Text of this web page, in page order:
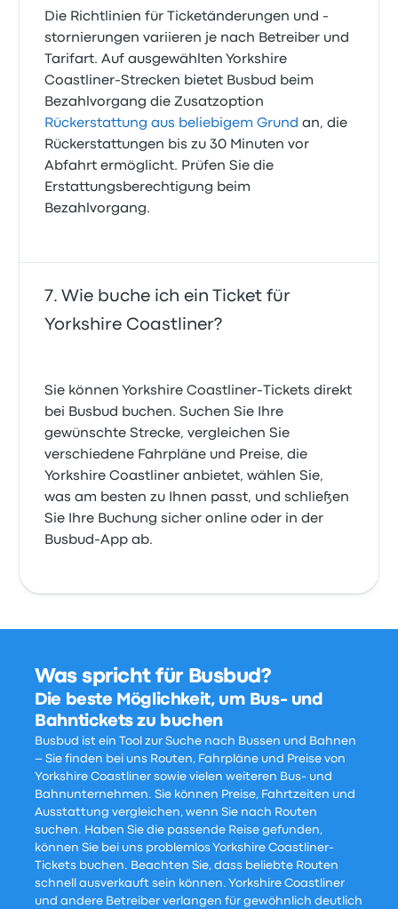
Die Richtlinien für Ticketänderungen und -
stornierungen variieren je nach Betreiber und
Tarifart. Auf ausgewählten Yorkshire
Coastliner-Strecken bietet Busbud beim
Bezahlvorgang die Zusatzoption
Rückerstattung aus beliebigem Grund an, die
Rückerstattungen bis zu 30 Minuten vor
Abfahrt ermöglicht. Prüfen Sie die
Erstattungsberechtigung beim
Bezahlvorgang.
Wie buche ich ein Ticket für
Yorkshire Coastliner?
Sie können Yorkshire Coastliner-Tickets direkt
bei Busbud buchen. Suchen Sie Ihre
gewünschte Strecke, vergleichen Sie
verschiedene Fahrpläne und Preise, die
Yorkshire Coastliner anbietet, wählen Sie,
was am besten zu Ihnen passt, und schließen
Sie Ihre Buchung sicher online oder in der
Busbud-App ab.
Was spricht für Busbud?
Die beste Möglichkeit, um Bus- und
Bahntickets zu buchen
Busbud ist ein Tool zur Suche nach Bussen und Bahnen
– Sie finden bei uns Routen, Fahrpläne und Preise von
Yorkshire Coastliner sowie vielen weiteren Bus- und
Bahnunternehmen. Sie können Preise, Fahrtzeiten und
Ausstattung vergleichen, wenn Sie nach Routen
suchen. Haben Sie die passende Reise gefunden,
können Sie bei uns problemlos Yorkshire Coastliner-
Tickets buchen. Beachten Sie, dass beliebte Routen
schnell ausverkauft sein können. Yorkshire Coastliner
und andere Betreiber verlangen für gewöhnlich deutlich